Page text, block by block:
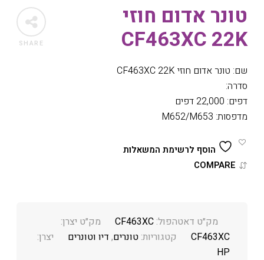
SHARE
טונר אדום חוזי
CF463XC 22K
שם: טונר אדום חוזי CF463XC 22K
סדרה:
דפים: 22,000 דפים
מדפסות: M652/M653
הוסף לרשימת המשאלות
COMPARE
מק״ט דאטהפול:CF463XC
מק״ט יצרן:
CF463XC
קטגוריות:טונרים, דיו וטונרים
יצרן:
HP